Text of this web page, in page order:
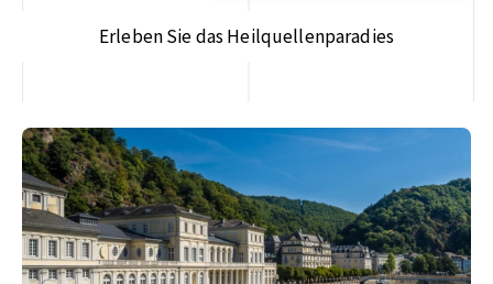
Erleben Sie das Heilquellenparadies